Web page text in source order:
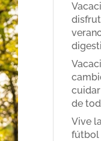
de
Vive
fútbol